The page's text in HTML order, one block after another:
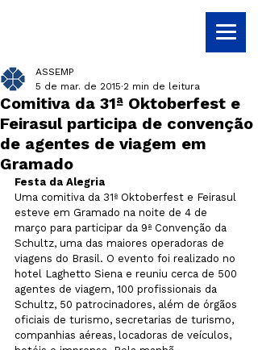
Comitiva da 31ª Oktoberfest e
Feirasul participa de convenção
de agentes de viagem em
Gramado
ASSEMP
5 de mar. de 2015 2 min de leitura
Festa da Alegria
Uma comitiva da 31ª Oktoberfest e Feirasul
esteve em Gramado na noite de 4 de
março para participar da 9ª Convenção da
Schultz, uma das maiores operadoras de
viagens do Brasil. O evento foi realizado no
hotel Laghetto Siena e reuniu cerca de 500
agentes de viagem, 100 profissionais da
Schultz, 50 patrocinadores, além de órgãos
oficiais de turismo, secretarias de turismo,
companhias aéreas, locadoras de veículos,